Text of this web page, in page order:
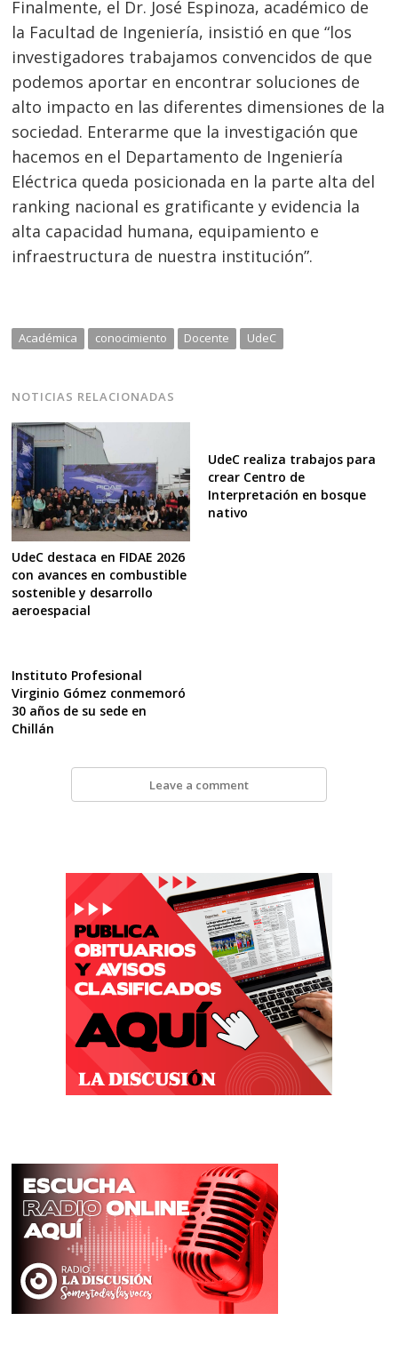
Finalmente, el Dr. José Espinoza, académico de
la Facultad de Ingeniería, insistió en que “los
investigadores trabajamos convencidos de que
podemos aportar en encontrar soluciones de
alto impacto en las diferentes dimensiones de la
sociedad. Enterarme que la investigación que
hacemos en el Departamento de Ingeniería
Eléctrica queda posicionada en la parte alta del
ranking nacional es gratificante y evidencia la
alta capacidad humana, equipamiento e
infraestructura de nuestra institución”.
Académica conocimiento Docente UdeC
NOTICIAS RELACIONADAS
UdeC destaca en FIDAE 2026
con avances en combustible
sostenible y desarrollo
aeroespacial
UdeC realiza trabajos para
crear Centro de
Interpretación en bosque
nativo
Instituto Profesional
Virginio Gómez conmemoró
30 años de su sede en
Chillán
Leave a comment